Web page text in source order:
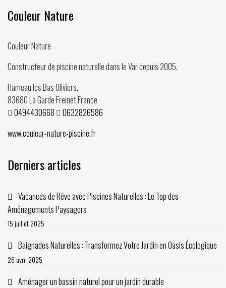
Couleur Nature
Couleur Nature
Constructeur de piscine naturelle dans le Var depuis2005.
Hameau les Bas Oliviers,
83680La Garde Freinet,France
0494430668
0632826586
www.couleur-nature-piscine.fr
Derniers articles
Vacances de Rêve avec Piscines Naturelles : Le Top des
Aménagements Paysagers
15 juillet 2025
Baignades Naturelles : Transformez Votre Jardin en Oasis Écologique
26 avril 2025
Aménager un bassin naturel pour un jardin durable